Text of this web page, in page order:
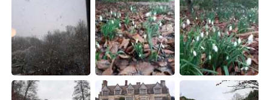
Français
Deutsch 日本語
한국어 Русский